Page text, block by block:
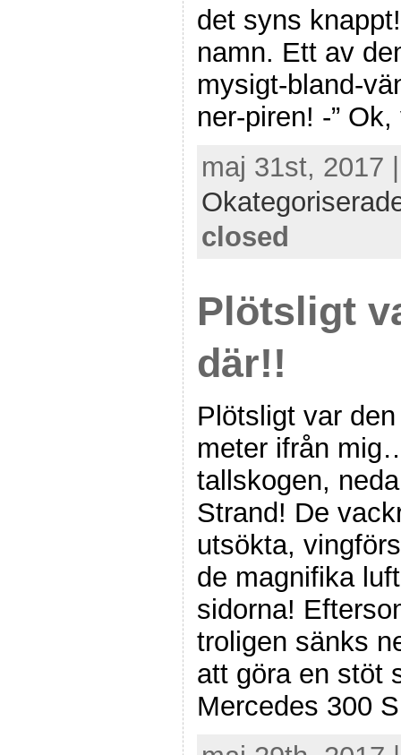
det syns
namn. Ett av
mysigt-bland-
ner-piren! -”
maj 31st, 2017
closed
Plötsligt
där!!
Plötsligt var
meter ifrån
tallskogen,
Strand! De
utsökta,
de magnifika
sidorna!
troligen sänks
att göra en stöt
Mercedes 300